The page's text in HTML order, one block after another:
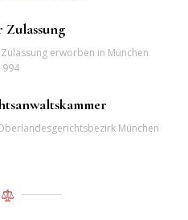
Zulassung
erworben in München
München